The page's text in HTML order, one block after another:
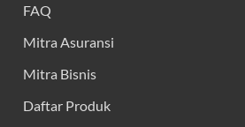
FAQ
Mitra Asuransi
Mitra Bisnis
Daftar Produk